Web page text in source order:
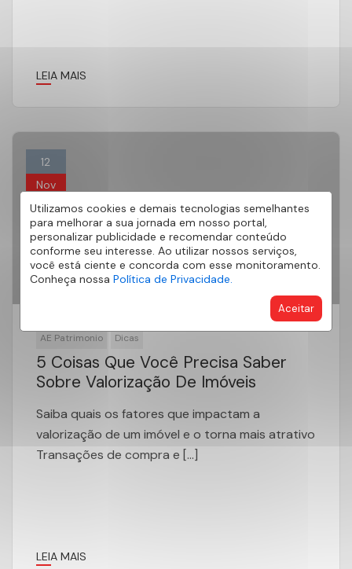
Utilizamos cookies e demais tecnologias semelhantes
para melhorar a sua jornada em nosso portal,
personalizar publicidade e recomendar conteúdo
conforme seu interesse. Ao utilizar nossos serviços,
você está ciente e concorda com esse monitoramento.
Conheça nossa Política de Privacidade.
Aceitar
LEIA MAIS
12
Nov
AE Patrimonio Dicas
5 Coisas Que Você Precisa Saber
Sobre Valorização De Imóveis
Saiba quais os fatores que impactam a
valorização de um imóvel e o torna mais atrativo
Transações de compra e […]
LEIA MAIS